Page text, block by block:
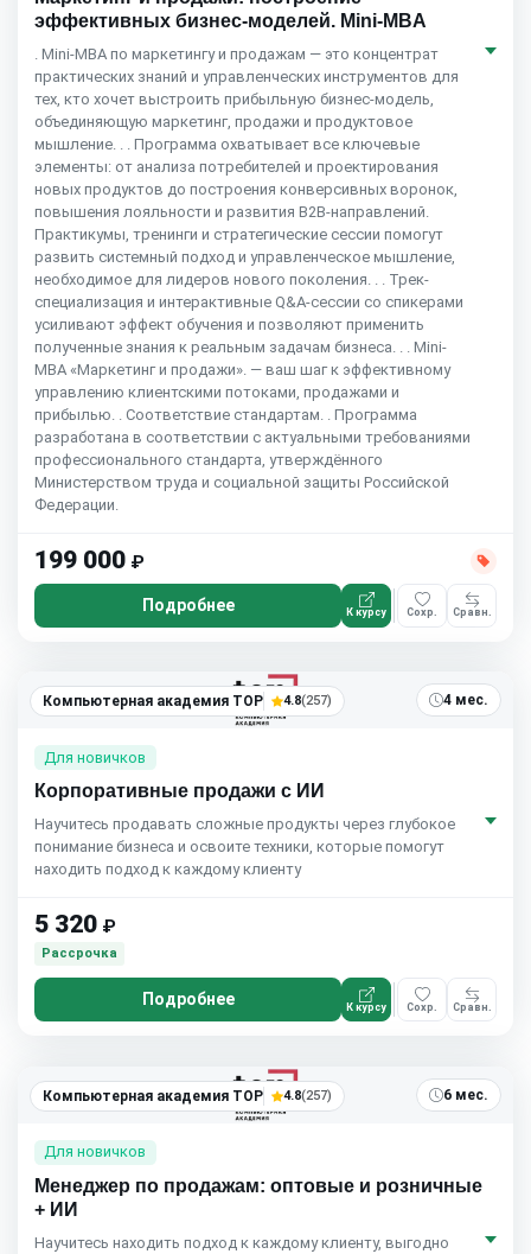
эффективных бизнес-моделей. Mini-MBA
. Mini-MBA по маркетингу и продажам — это концентрат
практических знаний и управленческих инструментов для
тех, кто хочет выстроить прибыльную бизнес-модель,
объединяющую маркетинг, продажи и продуктовое
мышление. . . Программа охватывает все ключевые
элементы: от анализа потребителей и проектирования
новых продуктов до построения конверсивных воронок,
повышения лояльности и развития B2B-направлений.
Практикумы, тренинги и стратегические сессии помогут
развить системный подход и управленческое мышление,
необходимое для лидеров нового поколения. . . Трек-
специализация и интерактивные Q&A-сессии со спикерами
усиливают эффект обучения и позволяют применить
полученные знания к реальным задачам бизнеса. . . Mini-
MBA «Маркетинг и продажи». — ваш шаг к эффективному
управлению клиентскими потоками, продажами и
прибылью. . Соответствие стандартам. . Программа
разработана в соответствии с актуальными требованиями
профессионального стандарта, утверждённого
Министерством труда и социальной защиты Российской
Федерации.
199 000 ₽
Подробнее К курсу Сохр. Сравн.
Компьютерная академия TOP 4.8(257) 4 мес.
Для новичков
Корпоративные продажи с ИИ
Научитесь продавать сложные продукты через глубокое
понимание бизнеса и освоите техники, которые помогут
находить подход к каждому клиенту
5 320 ₽
Рассрочка
Подробнее К курсу Сохр. Сравн.
Компьютерная академия TOP 4.8(257) 6 мес.
Для новичков
Менеджер по продажам: оптовые и розничные
+ ИИ
Научитесь находить подход к каждому клиенту, выгодно